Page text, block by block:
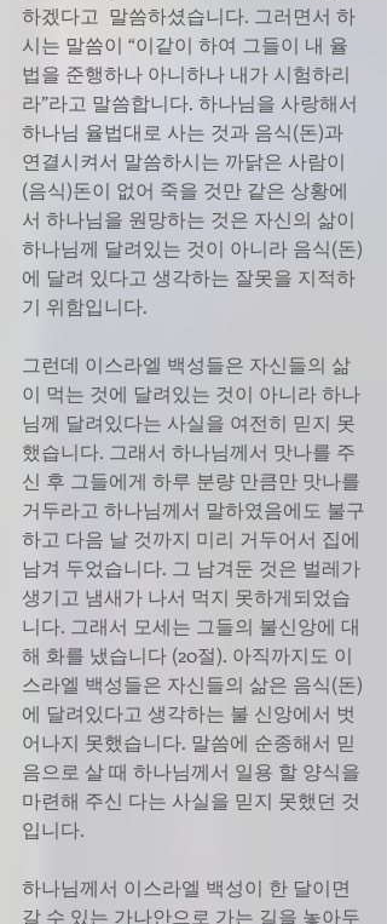
하겠다고  말씀하셨습니다. 그러면서 하
시는 말씀이 “이같이 하여 그들이 내 율
법을 준행하나 아니하나 내가 시험하리
라”라고 말씀합니다. 하나님을 사랑해서
하나님 율법대로 사는 것과 음식(돈)과
연결시켜서 말씀하시는 까닭은 사람이
(음식)돈이 없어 죽을 것만 같은 상황에
서 하나님을 원망하는 것은 자신의 삶이
하나님께 달려있는 것이 아니라 음식(돈)
에 달려 있다고 생각하는 잘못을 지적하
기 위함입니다.
그런데 이스라엘 백성들은 자신들의 삶
이 먹는 것에 달려있는 것이 아니라 하나
님께 달려있다는 사실을 여전히 믿지 못
했습니다. 그래서 하나님께서 맛나를 주
신 후 그들에게 하루 분량 만큼만 맛나를
거두라고 하나님께서 말하였음에도 불구
하고 다음 날 것까지 미리 거두어서 집에
남겨 두었습니다. 그 남겨둔 것은 벌레가
생기고 냄새가 나서 먹지 못하게되었습
니다. 그래서 모세는 그들의 불신앙에 대
해 화를 냈습니다 (20절). 아직까지도 이
스라엘 백성들은 자신들의 삶은 음식(돈)
에 달려있다고 생각하는 불 신앙에서 벗
어나지 못했습니다. 말씀에 순종해서 믿
음으로 살 때 하나님께서 일용 할 양식을
마련해 주신 다는 사실을 믿지 못했던 것
입니다.
하나님께서 이스라엘 백성이 한 달이면
갈 수 있는 가나안으로 가는 길을 놓아두